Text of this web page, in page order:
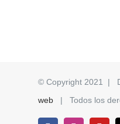
© Copyright 2021 |
web| Todos los